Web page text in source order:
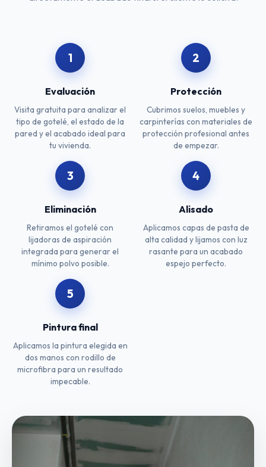
1
Evaluación
Visita gratuita para analizar el
tipo de gotelé, el estado de la
pared y el acabado ideal para
tu vivienda.
2
Protección
Cubrimos suelos, muebles y
carpinterías con materiales de
protección profesional antes
de empezar.
3
Eliminación
Retiramos el gotelé con
lijadoras de aspiración
integrada para generar el
mínimo polvo posible.
4
Alisado
Aplicamos capas de pasta de
alta calidad y lijamos con luz
rasante para un acabado
espejo perfecto.
5
Pintura final
Aplicamos la pintura elegida en
dos manos con rodillo de
microfibra para un resultado
impecable.